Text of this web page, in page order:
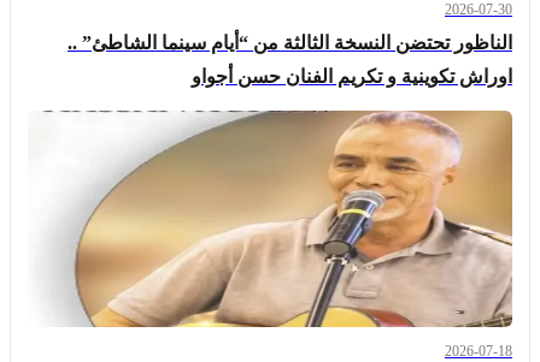
2026-07-30
الناظور تحتضن النسخة الثالثة من “أيام سينما الشاطئ” ..
اوراش تكوينية و تكريم الفنان حسن أجواو
2026-07-18